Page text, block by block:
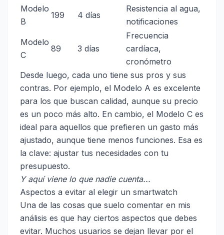
Modelo
B
199 4 días
Resistencia al agua,
notificaciones
Modelo
C
89 3 días
Frecuencia
cardíaca,
cronómetro
Desde luego, cada uno tiene sus pros y sus
contras. Por ejemplo, el Modelo A es excelente
para los que buscan calidad, aunque su precio
es un poco más alto. En cambio, el Modelo C es
ideal para aquellos que prefieren un gasto más
ajustado, aunque tiene menos funciones. Esa es
la clave: ajustar tus necesidades con tu
presupuesto.
Y aquí viene lo que nadie cuenta...
Aspectos a evitar al elegir un smartwatch
Una de las cosas que suelo comentar en mis
análisis es que hay ciertos aspectos que debes
evitar. Muchos usuarios se dejan llevar por el